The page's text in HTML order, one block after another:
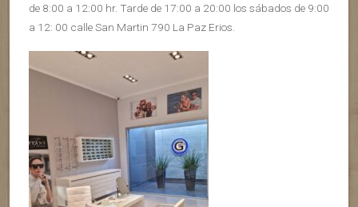
de 8:00 a 12:00 hr. Tarde de 17:00 a 20:00 los sábados de 9:00
a 12: 00 calle San Martin 790 La Paz Erios.